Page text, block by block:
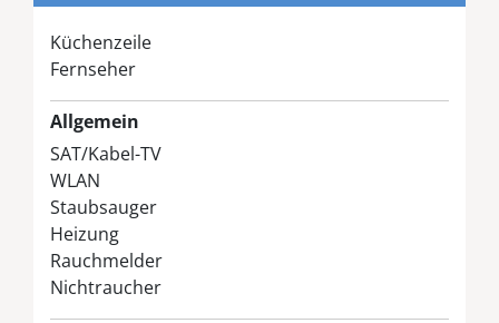
Küchenzeile
Fernseher
Allgemein
SAT/Kabel-TV
WLAN
Staubsauger
Heizung
Rauchmelder
Nichtraucher